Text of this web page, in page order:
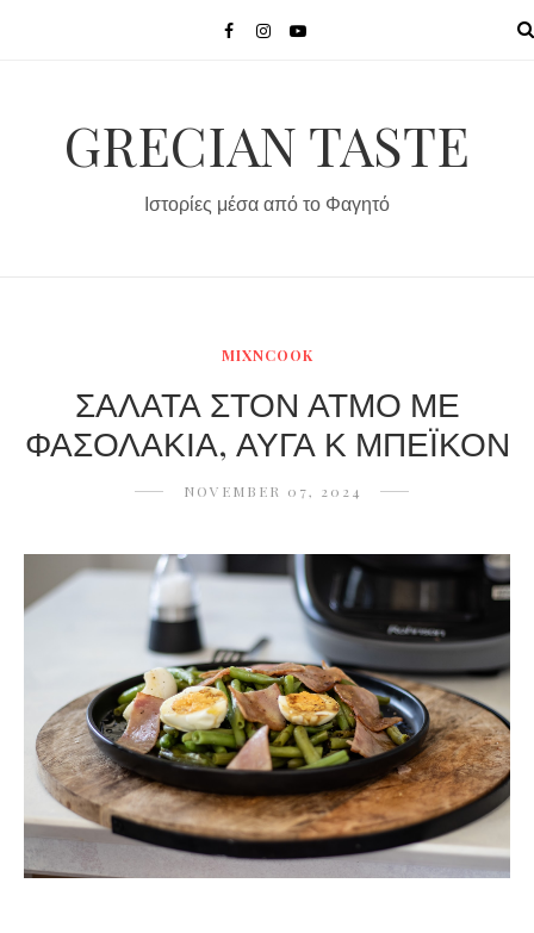
GRECIAN TASTE
Ιστορίες μέσα από το Φαγητό
MIXNCOOK
ΣΑΛΑΤΑ ΣΤΟΝ ΑΤΜΟ ΜΕ
ΦΑΣΟΛΑΚΙΑ, ΑΥΓΑ Κ ΜΠΕΪΚΟΝ
NOVEMBER 07, 2024